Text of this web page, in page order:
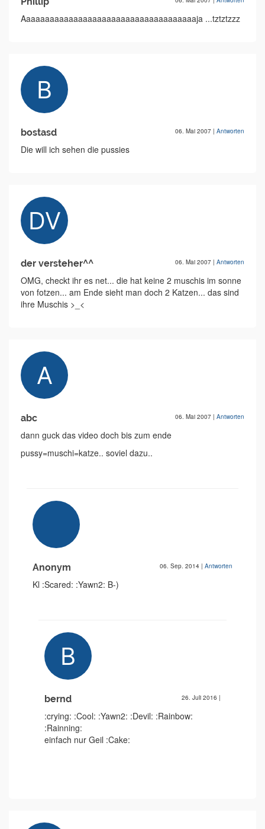
Aaaaaaaaaaaaaaaaaaaaaaaaaaaaaaaaaaaaaja ...tztztzzz
bostasd 06. Mai 2007 | Antworten
Die will ich sehen die pussies
der versteher^^ 06. Mai 2007 | Antworten
OMG, checkt ihr es net... die hat keine 2 muschis im sonne
von fotzen... am Ende sieht man doch 2 Katzen... das sind
ihre Muschis >_<
abc 06. Mai 2007 | Antworten
dann guck das video doch bis zum ende
pussy=muschi=katze.. soviel dazu..
Anonym 06. Sep. 2014 | Antworten
Kl :Scared: :Yawn2: B-)
bernd 26. Juli 2016 |
:crying: :Cool: :Yawn2: :Devil: :Rainbow:
:Rainning:
einfach nur Geil :Cake: